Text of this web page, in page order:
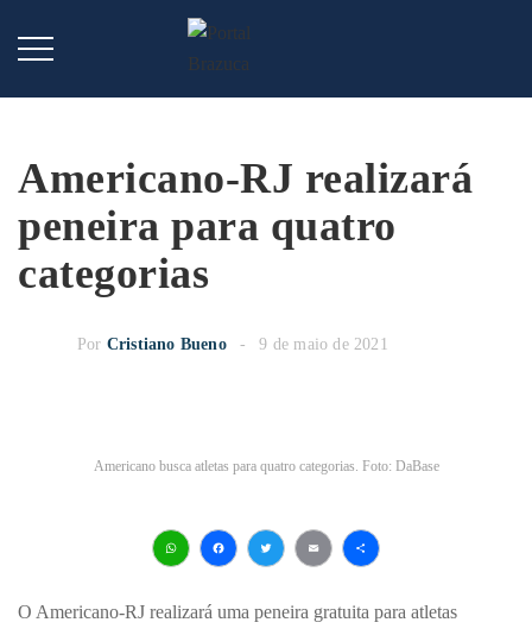
Americano-RJ realizará
peneira para quatro
categorias
Por Cristiano Bueno 9 de maio de 2021
Americano busca atletas para quatro categorias. Foto: DaBase
O Americano-RJ realizará uma peneira gratuita para atletas